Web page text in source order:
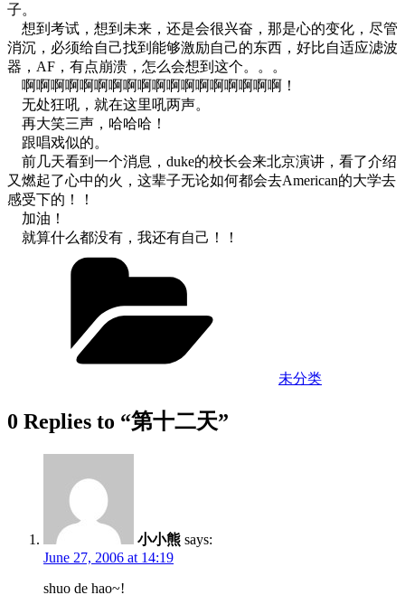
子。
想到考试，想到未来，还是会很兴奋，那是心的变化，尽管
消沉，必须给自己找到能够激励自己的东西，好比自适应滤波
器，AF，有点崩溃，怎么会想到这个。。。
啊啊啊啊啊啊啊啊啊啊啊啊啊啊啊啊啊啊！
无处狂吼，就在这里吼两声。
再大笑三声，哈哈哈！
跟唱戏似的。
前几天看到一个消息，duke的校长会来北京演讲，看了介绍
又燃起了心中的火，这辈子无论如何都会去American的大学去
感受下的！！
加油！
就算什么都没有，我还有自己！！
未分类
0 Replies to “第十二天”
小小熊 says:
June 27, 2006 at 14:19
shuo de hao~!